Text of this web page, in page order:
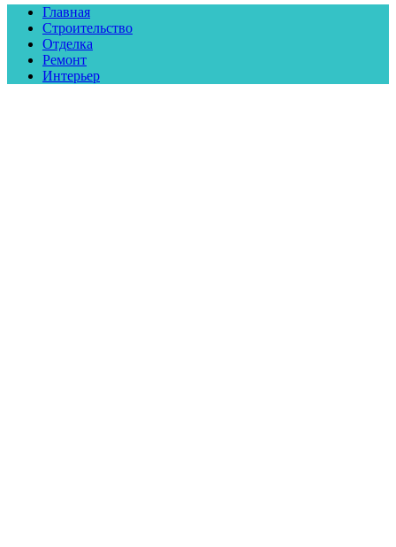
Главная
Строительство
Отделка
Ремонт
Интерьер